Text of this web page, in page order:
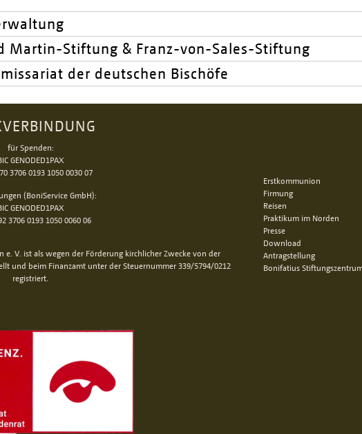
Martin-Stiftung & Franz-von-Sales-Stiftung
der deutschen Bischöfe
für Spenden:
GENODED1PAX
3706 0193 1050 0030 07
(BoniService GmbH):
GENODED1PAX
3706 0193 1050 0060 06
V. ist als wegen der Förderung kirchlicher Zwecke von der
und beim Finanzamt unter der Steuernummer 339/5794/0212
registriert.
Erstkommunion
Firmung
Reisen
Praktikum im Norden
Presse
Download
Antragstellung
Bonifatius